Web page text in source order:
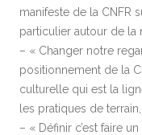
manifeste de la CNFR
particulier autour de la
– « Changer notre
positionnement de la
culturelle qui est la
les pratiques de terrain,
– « Définir c’est faire